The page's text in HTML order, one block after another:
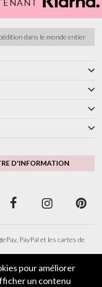
dans le monde entier
D'INFORMATION
PayPal et les cartes de
pour améliorer
un contenu